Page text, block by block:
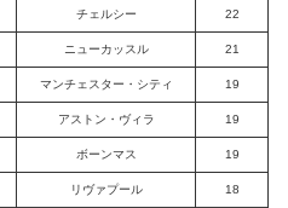
チェルシー 22
ニューカッスル 21
マンチェスター・シティ 19
アストン・ヴィラ 19
ボーンマス 19
リヴァプール 18